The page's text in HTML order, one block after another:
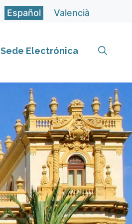
Español Valencià
Sede Electrónica